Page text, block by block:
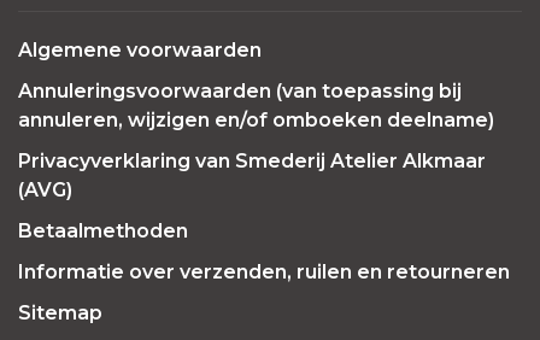
Algemene voorwaarden
Annuleringsvoorwaarden (van toepassing bij
annuleren, wijzigen en/of omboeken deelname)
Privacyverklaring van Smederij Atelier Alkmaar
(AVG)
Betaalmethoden
Informatie over verzenden, ruilen en retourneren
Sitemap